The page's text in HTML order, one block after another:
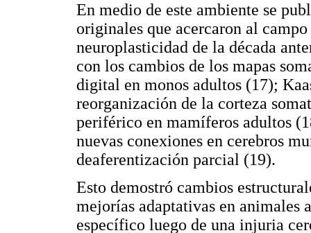
En medio de este ambiente se
originales que acercaron al
neuroplasticidad de la década
con los cambios de los mapas
digital en monos adultos (17);
reorganización de la corteza
periférico en mamíferos adultos
nuevas conexiones en cerebros
deaferentización parcial (19).
Esto demostró cambios
mejorías adaptativas en animales
específico luego de una injuria